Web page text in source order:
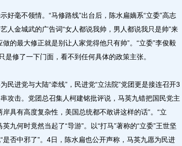
毫不领情。“马修路线”出台后，陈水扁嫡系“立委”高志
人金城武的广告词“女人都说我帅，男人都说我只是帅”来
的最大修正就是别让人家觉得他只有帅”。“立委”李俊毅
是修了一下门面，看不到任何具体的政策主张。
进党与大陆“牵线”，民进党“立法院”党团更是接连召开3
攻击。党团总召集人柯建铭批评说，马英九错把国民党主
岸具有高度复杂性，美国总统都不敢讲这样的话”。“立
九何时竟然当起了“导游”。以“打马”著称的“立委”王世坚
是否中邪了”。4日，陈水扁也公开声称，马英九愿为民进